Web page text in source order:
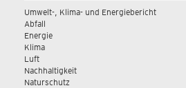
Umwelt-, Klima- und Energiebericht
Abfall
Energie
Klima
Luft
Nachhaltigkeit
Naturschutz